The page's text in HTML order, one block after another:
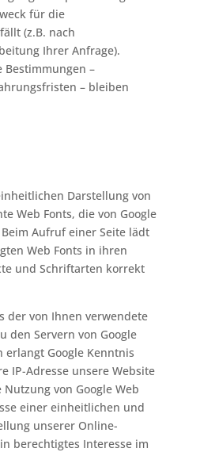
für die
(z.B. nach
Ihrer Anfrage).
Bestimmungen –
– bleiben
Darstellung von
Web Fonts, die von Google
Aufruf einer Seite lädt
Web Fonts in ihren
und Schriftarten korrekt
der von Ihnen verwendete
den Servern von Google
Google Kenntnis
IP-Adresse unsere Website
von Google Web
einer einheitlichen und
unserer Online-
berechtigtes Interesse im